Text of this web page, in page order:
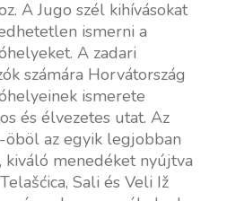
A Jugo szél kihívásokat
ismerni a
A zadari
számára Horvátország
ismerete
és élvezetes utat. Az
az egyik legjobban
menedéket nyújtva
Sali és Veli Iž